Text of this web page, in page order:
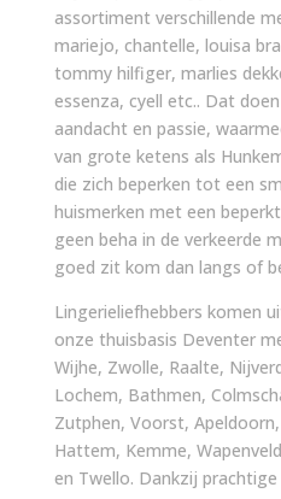
assortiment verschillende
mariejo, chantelle, louisa
tommy hilfiger, marlies
essenza, cyell etc.. Dat
aandacht en passie,
van grote ketens als
die zich beperken tot een
huismerken met een
geen beha in de verkeerde
goed zit kom dan langs of
Lingerieliefhebbers komen
onze thuisbasis Deventer
Wijhe, Zwolle, Raalte,
Lochem, Bathmen,
Zutphen, Voorst,
Hattem, Kemme,
en Twello. Dankzij